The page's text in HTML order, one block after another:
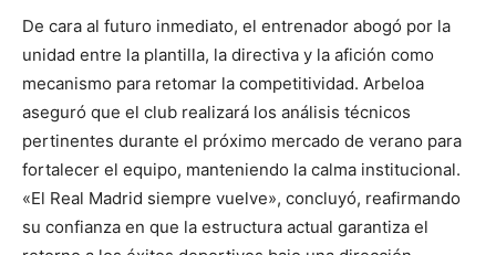
De cara al futuro inmediato, el entrenador abogó por la
unidad entre la plantilla, la directiva y la afición como
mecanismo para retomar la competitividad. Arbeloa
aseguró que el club realizará los análisis técnicos
pertinentes durante el próximo mercado de verano para
fortalecer el equipo, manteniendo la calma institucional.
«El Real Madrid siempre vuelve», concluyó, reafirmando
su confianza en que la estructura actual garantiza el